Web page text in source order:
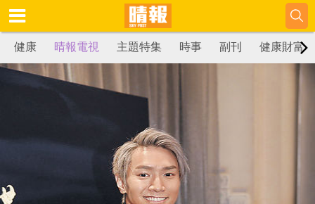
健康 晴報電視 主題特集 時事 副刊 健康財富